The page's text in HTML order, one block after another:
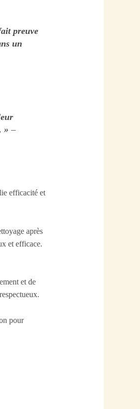
preuve
un
» –
efficacité et
après
et efficace.
et de
pour